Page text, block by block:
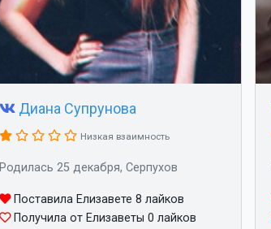
Диана Супрунова
Низкая взаимность
Родилась 25 декабря, Серпухов
Поставила Елизавете 8 лайков
Получила от Елизаветы 0 лайков